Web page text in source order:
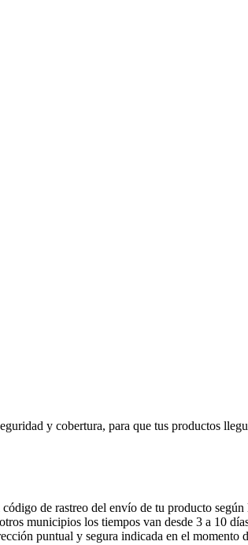
y cobertura, para que tus productos
de rastreo del envío de tu producto según
municipios los tiempos van desde 3 a 10
puntual y segura indicada en el momento